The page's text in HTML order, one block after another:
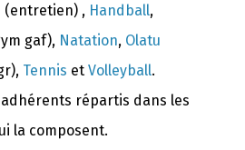
(entretien) , Handball,
gaf), Natation, Olatu
Tennis et Volleyball.
adhérents répartis dans les
la composent.